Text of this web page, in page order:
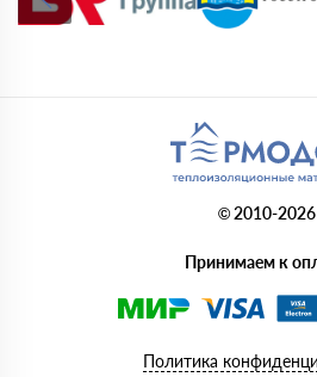
© 2010-2026
Принимаем к
Политика